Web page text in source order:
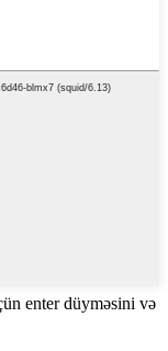
enter düyməsini və